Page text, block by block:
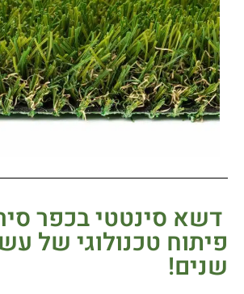
דשא סינטטי בכפר
פיתוח טכנולוגי של
שנים!